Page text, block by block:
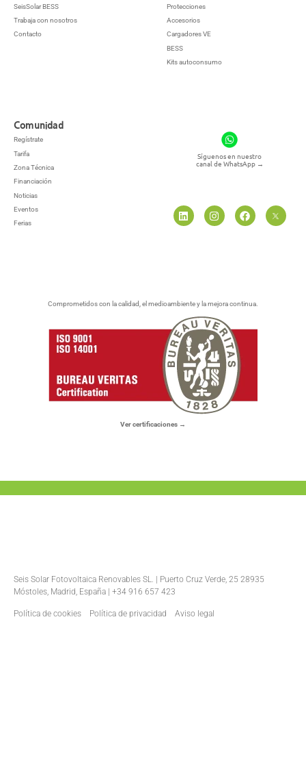
SeisSolar BESS
Trabaja con nosotros
Contacto
Protecciones
Accesorios
Cargadores VE
BESS
Kits autoconsumo
Comunidad
Regístrate
Tarifa
Zona Técnica
Financiación
Noticias
Eventos
Ferias
Síguenos en nuestro
canal de WhatsApp →
Comprometidos con la calidad, el medioambiente y la mejora continua.
Ver certificaciones →
Seis Solar Fotovoltaica Renovables SL. | Puerto Cruz Verde, 25 28935
Móstoles, Madrid, España | +34 916 657 423
Política de cookies Política de privacidad Aviso legal